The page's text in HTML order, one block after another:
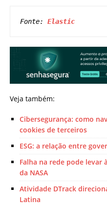
Fonte: Elastic
Veja também:
Cibersegurança: como
cookies de terceiros
ESG: a relação entre
Falha na rede pode
da NASA
Atividade DTrack
Latina